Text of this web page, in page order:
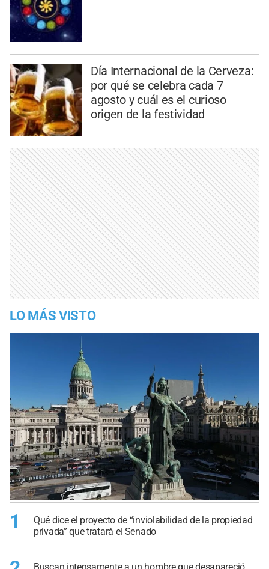
Día Internacional de la Cerveza:
por qué se celebra cada 7
agosto y cuál es el curioso
origen de la festividad
LO MÁS VISTO
1
Qué dice el proyecto de “inviolabilidad de la propiedad
privada” que tratará el Senado
Buscan intensamente a un hombre que desapareció